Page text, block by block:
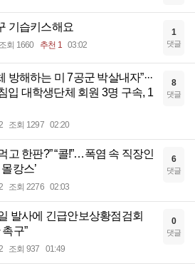
기습키스해요
조회 1660 추천 1 03:02
1
댓글
방해하는 미 7공군 박살내자”···
입 대학생단체 회원 3명 구속, 1
조회 1297 02:20
8
댓글
고 한판?” “콜!”…폭염 속 직장인
캉스’
조회 2276 02:03
6
댓글
발사에 긴급안보상황점검회
구”
조회 937 01:49
0
댓글